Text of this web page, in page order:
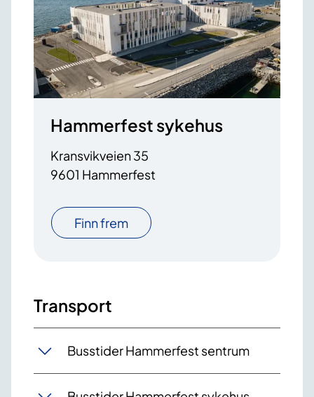
Hammerfest sykehus
Kransvikveien 35
9601 Hammerfest
Finn frem
Transport
Busstider Hammerfest sentrum